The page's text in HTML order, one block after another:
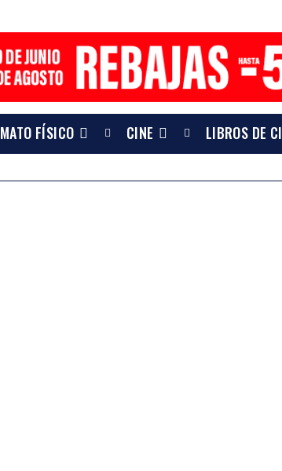
FÍSICO CINE LIBROS DE